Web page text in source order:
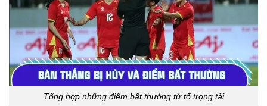
Tổng hợp những điểm bất thường từ tổ trọng tài